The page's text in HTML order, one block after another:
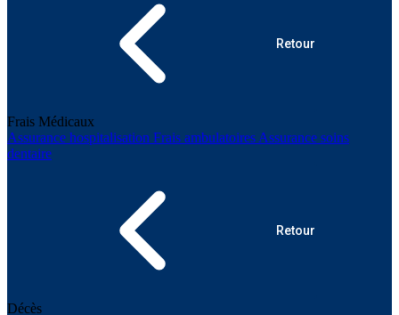
Retour
Frais Médicaux
Assurance hospitalisation Frais ambulatoires Assurance soins
dentaire
Retour
Décès